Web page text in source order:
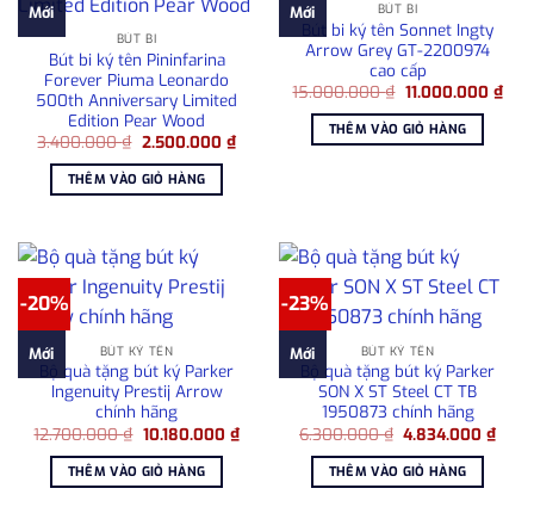
Mới
BÚT BI
Bút bi ký tên Pininfarina
Forever Piuma Leonardo
500th Anniversary Limited
Edition Pear Wood
3.400.000₫ Giá
là:
3.400.000 ₫.
2.500.000 ₫Giá
THÊM VÀO GIỎ HÀNG
Mới BÚT BI
Bút bi ký tên Sonnet Ingty
Arrow Grey GT-2200974
cao cấp
15.000.000₫ Giá
là:
15.000.000 ₫.
11.000.000 ₫Giá
THÊM VÀO GIỎ HÀNG
-20%
Mới BÚT KÝ TÊN
Bộ quà tặng bút ký Parker
Ingenuity Prestij Arrow
chính hãng
12.700.000₫ Giá
là:
12.700.000 ₫.
10.180.000 ₫Giá
hiện
10.180.000 ₫.
THÊM VÀO GIỎ HÀNG
-23%
Mới BÚT KÝ TÊN
Bộ quà tặng bút ký Parker
SON X ST Steel CT TB
1950873 chính hãng
6.300.000₫ Giá
là:
6.300.000 ₫.
4.834.000₫Giá
hiện
THÊM VÀO GIỎ HÀNG